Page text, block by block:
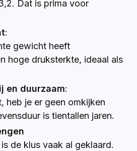
Dat is prima voor
:
gewicht heeft
hoge druksterkte, ideaal als
en duurzaam:
heb je er geen omkijken
is tientallen jaren.
de klus vaak al geklaard.